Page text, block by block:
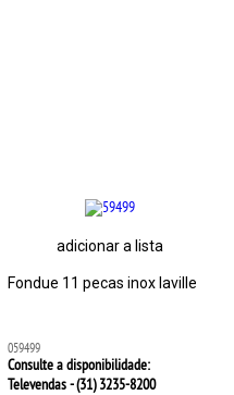
adicionar a lista
Fondue 11 pecas inox laville
059499
Consulte a disponibilidade:
Televendas - (31)3235-8200